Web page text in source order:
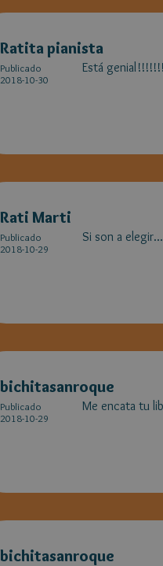
Ratita pianista
Publicado
2018-10-30
Está
Rati Marti
Publicado
2018-10-29
Si son a
bichitasanroque
Publicado
2018-10-29
Me encata tu
bichitasanroque